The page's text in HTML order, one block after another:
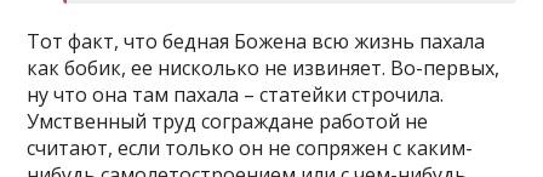
Тот факт, что бедная Божена всю жизнь пахала
как бобик, ее нисколько не извиняет. Во-первых,
ну что она там пахала – статейки строчила.
Умственный труд сограждане работой не
считают, если только он не сопряжен с каким-